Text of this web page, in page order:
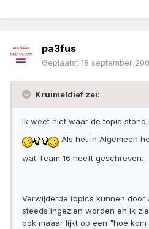
pa3fus
Geplaatst 18 september
Kruimeldief zei:
Ik weet niet waar de topic stond
Als het in Algemeen
wat Team 16 heeft geschreven.
Verwijderde topics kunnen door
steeds ingezien worden en ik
ook maaar lijkt op een "hoe